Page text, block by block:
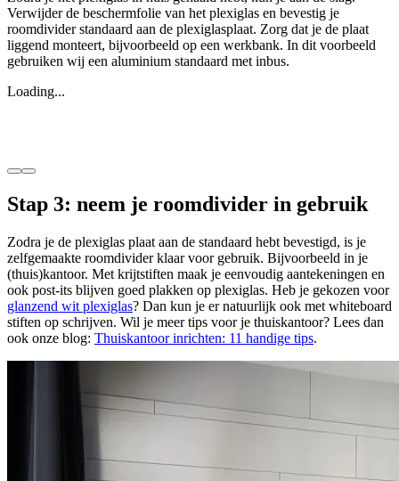
Verwijder de beschermfolie van het plexiglas en bevestig je
roomdivider standaard aan de plexiglasplaat. Zorg dat je de plaat
liggend monteert, bijvoorbeeld op een werkbank. In dit voorbeeld
gebruiken wij een aluminium standaard met inbus.
Loading...
Stap 3: neem je roomdivider in gebruik
Zodra je de plexiglas plaat aan de standaard hebt bevestigd, is je
zelfgemaakte roomdivider klaar voor gebruik. Bijvoorbeeld in je
(thuis)kantoor. Met krijtstiften maak je eenvoudig aantekeningen en
ook post-its blijven goed plakken op plexiglas. Heb je gekozen voor
glanzend wit plexiglas? Dan kun je er natuurlijk ook met whiteboard
stiften op schrijven. Wil je meer tips voor je thuiskantoor? Lees dan
ook onze blog: Thuiskantoor inrichten: 11 handige tips.